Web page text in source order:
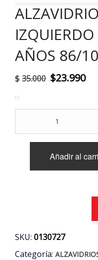
AÑOS 86/10
$ 35.000 El
original
era:
$35.000.
$23.990El
IZQUIERDO
NISSAN
Añadir al
SKU: 0130727
Categoría: